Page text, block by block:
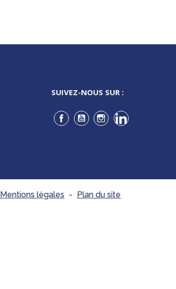
SUIVEZ-NOUS SUR :
Facebook
YouTubeInstagramLinkedIn
Mentions légales - Plan du site